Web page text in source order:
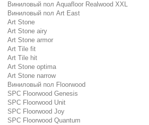
Виниловый пол Aquafloor Realwood XXL
Виниловый пол Art East
Art Stone
Art Stone airy
Art Stone armor
Art Tile fit
Art Tile hit
Art Stone optima
Art Stone narrow
Виниловый пол Floorwood
SPC Floorwood Genesis
SPC Floorwood Unit
SPC Floorwood Joy
SPC Floorwood Quantum